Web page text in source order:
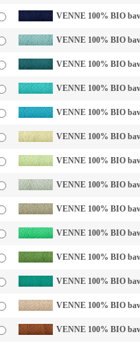
VENNE 100% BIO
VENNE 100% BIO
VENNE 100% BIO
VENNE 100% BIO
VENNE 100% BIO
VENNE 100% BIO
VENNE 100% BIO
VENNE 100% BIO
VENNE 100% BIO
VENNE 100% BIO
VENNE 100% BIO
VENNE 100% BIO
VENNE 100% BIO
VENNE 100% BIO